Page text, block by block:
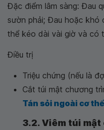
Đặc điểm lâm sàng: Đau
sườn phải; Đau hoặc
thể kéo dài vài giờ và có
Điều trị
Triệu chứng (nếu là
Cắt túi mật chương
Tán sỏi ngoài cơ thể
3.2. Viêm túi mật